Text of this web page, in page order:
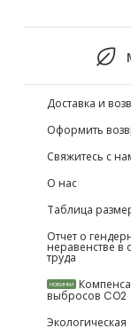
Доставка и
Оформить
Свяжитесь с
О нас
Таблица
Отчет о
неравенстве в
труда
НОВИНКИ
выбросов CO2
Экологическая